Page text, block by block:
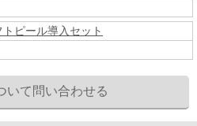
ピール導入セット